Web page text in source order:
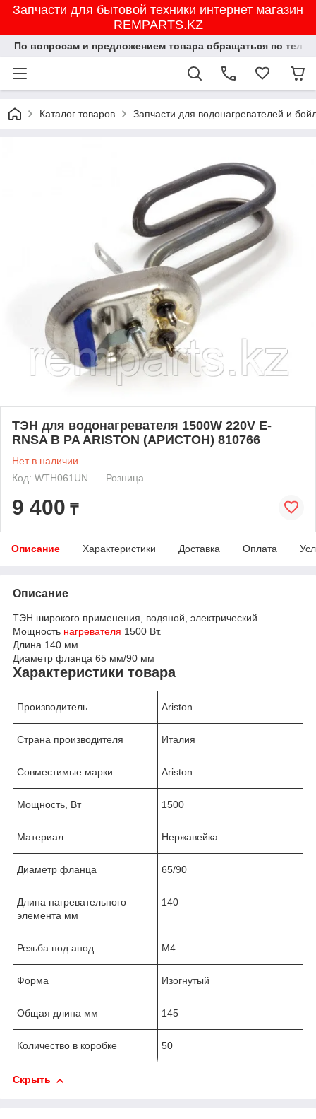
Запчасти для бытовой техники интернет магазин
REMPARTS.KZ
По вопросам и предложением товара обращаться по
Каталог товаров Запчасти для водонагревателей и
ТЭН для водонагревателя 1500W 220V E-
RNSA B PA ARISTON (АРИСТОН) 810766
Нет в наличии
Код: WTH061UN
Розница
9 400 ₸
Описание Характеристики Доставка Оплата
Описание
ТЭН широкого применения, водяной, электрический
Мощность нагревателя 1500 Вт.
Длина 140 мм.
Диаметр фланца 65 мм/90 мм
Характеристики товара
Производитель Ariston
Страна производителя Италия
Совместимые марки Ariston
Мощность, Вт 1500
Материал Нержавейка
Диаметр фланца 65/90
Длина нагревательного
элемента мм
140
Резьба под анод M4
Форма Изогнутый
Общая длина мм 145
Количество в коробке 50
Скрыть